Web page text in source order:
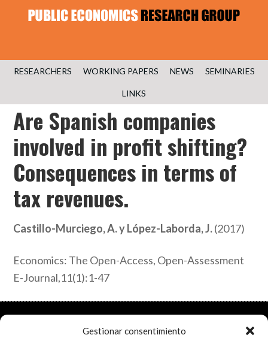
Gestionar consentimiento
RESEARCHERS WORKING PAPERS NEWS SEMINARIES
LINKS
Are Spanish companies
involved in profit shifting?
Consequences in terms of
tax revenues.
Castillo-Murciego, A. y López-Laborda, J.(2017)
Economics: The Open-Access, Open-Assessment
E-Journal,11(1):1-47
del Gobierno de Aragón